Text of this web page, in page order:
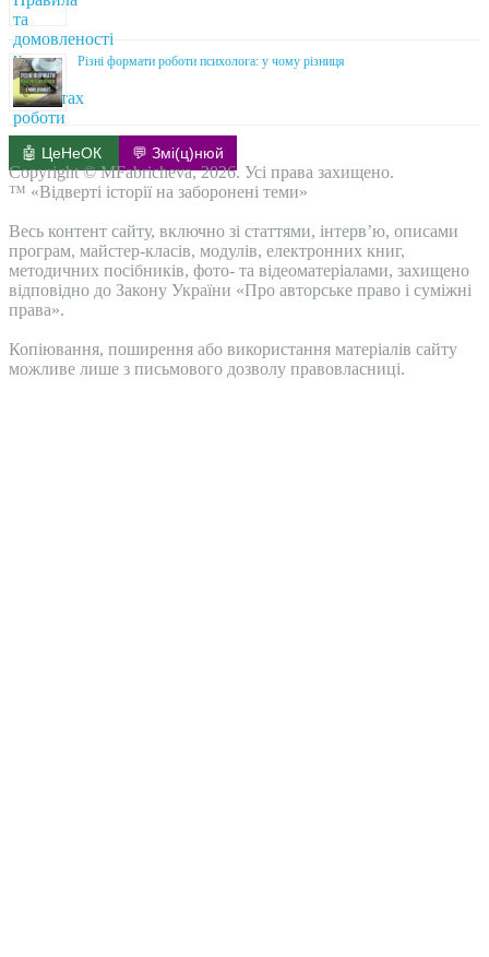
Різні формати роботи психолога: у чому різниця
🤖 ЦеНеОК 💬 Змі(ц)нюй
Copyright © MFabricheva, 2026. Усі права захищено.
™ «Відверті історії на заборонені теми»
Весь контент сайту, включно зі статтями, інтерв’ю, описами
програм, майстер-класів, модулів, електронних книг,
методичних посібників, фото- та відеоматеріалами, захищено
відповідно до Закону України «Про авторське право і суміжні
права».
Копіювання, поширення або використання матеріалів сайту
можливе лише з письмового дозволу правовласниці.